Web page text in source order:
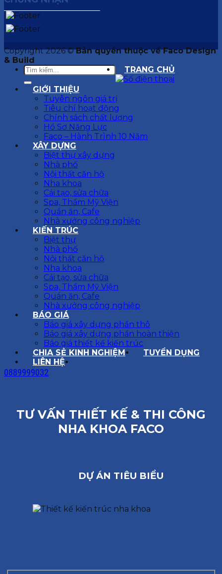
Copyright 2026 ©Bản quyền thuộc về Faco Design
& Build
TRANG CHỦ
GIỚI THIỆU
Tuyên ngôn giá trị
Tiêu chí hoạt động
Chính sách chất lượng
Hồ Sơ Năng Lực
Faco – Hành Trình 10 Năm
XÂY DỰNG
Biệt thự xây dựng
Nhà phố
Nội thất căn hộ
Nha khoa
Cải tạo, sửa chữa
Spa, Thẩm Mỹ Viện
Quán ăn, Cafe
Nhà xưởng công nghiệp
KIẾN TRÚC
Biệt thự
Nhà phố
Nội thất căn hộ
Nha khoa
Cải tạo, sửa chữa
Spa, Thẩm Mỹ Viện
Quán ăn, Cafe
Nhà xưởng công nghiệp
BÁO GIÁ
Báo giá xây dựng phần thô
Báo giá xây dựng phần hoàn thiện
Báo giá thiết kế kiến trúc
CHIA SẺ KINH NGHIỆM
TUYỂN DỤNG
LIÊN HỆ
0889999032
TƯ VẤN THIẾT KẾ & THI CÔNG
NHA KHOA FACO
DỰ ÁN TIÊU BIỂU